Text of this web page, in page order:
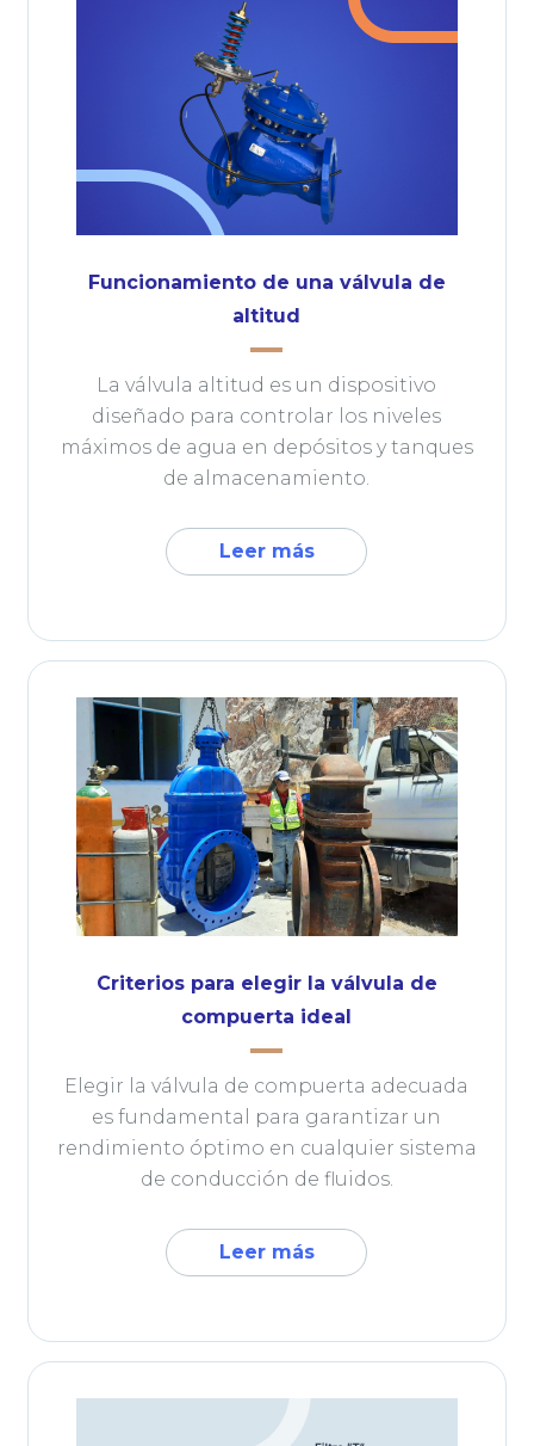
Funcionamiento de una válvula de
altitud
La válvula altitud es un dispositivo
diseñado para controlar los niveles
máximos de agua en depósitos y tanques
de almacenamiento.
Leer más
Criterios para elegir la válvula de
compuerta ideal
Elegir la válvula de compuerta adecuada
es fundamental para garantizar un
rendimiento óptimo en cualquier sistema
de conducción de fluidos.
Leer más